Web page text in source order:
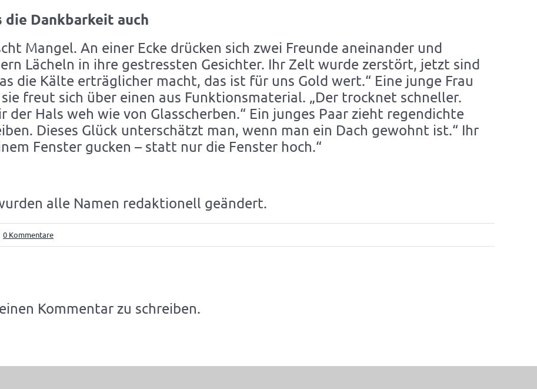
Dankbarkeit auch
Mangel. An einer Ecke drücken sich zwei Freunde aneinander und
Lächeln in ihre gestressten Gesichter. Ihr Zelt wurde zerstört, jetzt sind
die Kälte erträglicher macht, das ist für uns Gold wert.“ Eine junge Frau
freut sich über einen aus Funktionsmaterial. „Der trocknet schneller.
Hals weh wie von Glasscherben.“ Ein junges Paar zieht regendichte
Dieses Glück unterschätzt man, wenn man ein Dach gewohnt ist.“ Ihr
Fenster gucken – statt nur die Fenster hoch.“
alle Namen redaktionell geändert.
0 Kommentare
Kommentar zu schreiben.